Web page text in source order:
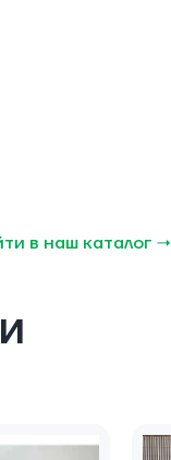
в наш каталог →